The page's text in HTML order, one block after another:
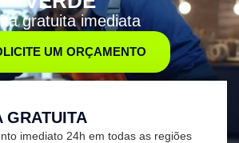
gratuita imediata
UM ORÇAMENTO
GRATUITA
imediato 24h em todas as regiões